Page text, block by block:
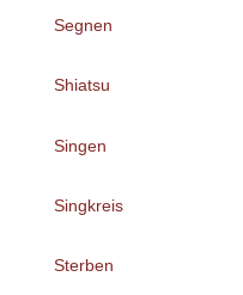
Segnen
Shiatsu
Singen
Singkreis
Sterben